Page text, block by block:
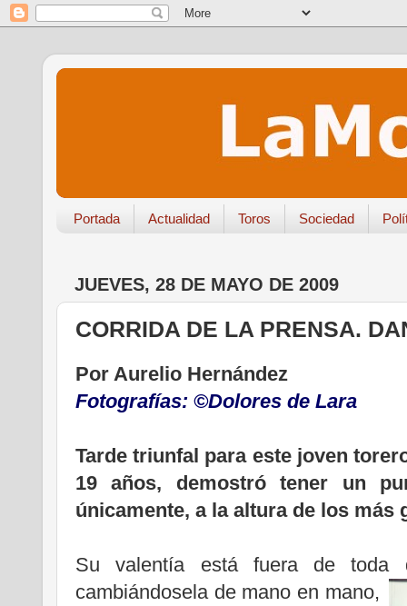
Portada Actualidad Toros Sociedad
JUEVES, 28 DE MAYO DE 2009
CORRIDA DE LA PRENSA.
Por Aurelio Hernández
Fotografías: ©Dolores de Lara
Tarde triunfal para este joven
19 años, demostró tener un
únicamente, a la altura de los más
Su valentía está fuera de toda
cambiándosela de mano en mano,